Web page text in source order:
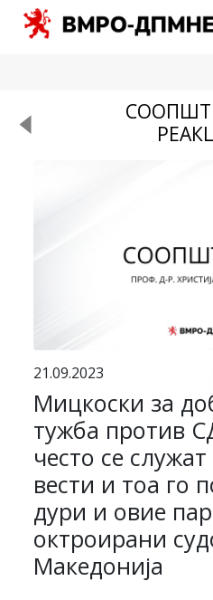
21.09.2023
Мицкоски за
тужба против
често се
вести и тоа го
дури и овие
октроирани
Македонија